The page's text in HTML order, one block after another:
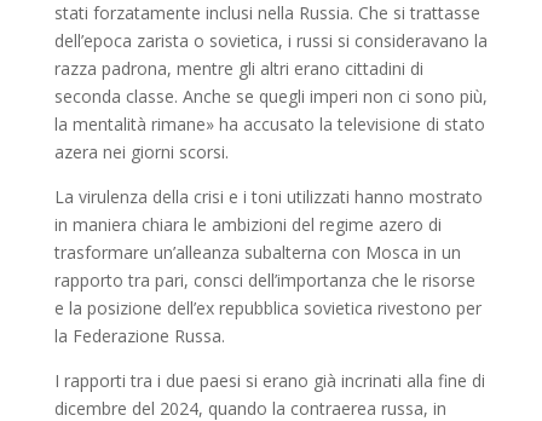
stati forzatamente inclusi nella Russia. Che si trattasse
dell’epoca zarista o sovietica, i russi si consideravano la
razza padrona, mentre gli altri erano cittadini di
seconda classe. Anche se quegli imperi non ci sono più,
la mentalità rimane» ha accusato la televisione di stato
azera nei giorni scorsi.
La virulenza della crisi e i toni utilizzati hanno mostrato
in maniera chiara le ambizioni del regime azero di
trasformare un’alleanza subalterna con Mosca in un
rapporto tra pari, consci dell’importanza che le risorse
e la posizione dell’ex repubblica sovietica rivestono per
la Federazione Russa.
I rapporti tra i due paesi si erano già incrinati alla fine di
dicembre del 2024, quando la contraerea russa, in